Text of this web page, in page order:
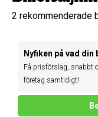
2 rekommenderade
Nyfiken på vad din
Få prisförslag, snabbt
företag samtidigt!